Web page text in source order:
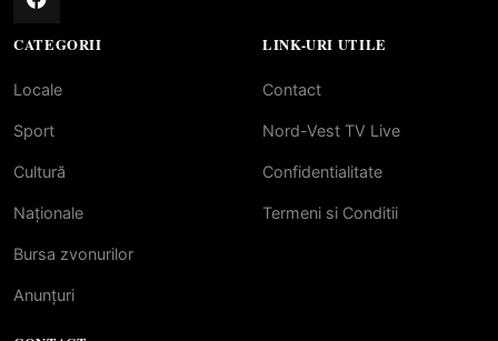
CATEGORII
Locale
Sport
Cultură
Naționale
Bursa zvonurilor
Anunțuri
LINK-URI UTILE
Contact
Nord-Vest TV Live
Confidentialitate
Termeni si Conditii